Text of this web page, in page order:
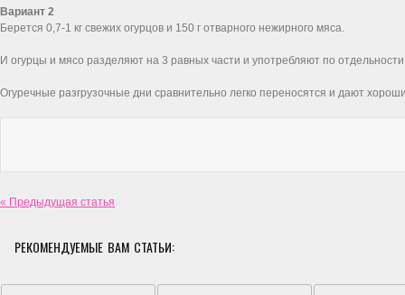
Вариант 2
Берется 0,7-1 кг свежих огурцов и 150 г отварного нежирного мяса.
И огурцы и мясо разделяют на 3 равных части и употребляют по
Огуречные разгрузочные дни сравнительно легко переносятся и дают
« Предыдущая статья
РЕКОМЕНДУЕМЫЕ ВАМ СТАТЬИ: